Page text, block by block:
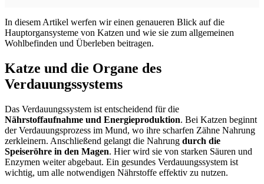
In diesem Artikel werfen wir einen genaueren Blick auf die
Hauptorgansysteme von Katzen und wie sie zum allgemeinen
Wohlbefinden und Überleben beitragen.
Katze und die Organe des
Verdauungssystems
Das Verdauungssystem ist entscheidend für die
Nährstoffaufnahme und Energieproduktion. Bei Katzen beginnt
der Verdauungsprozess im Mund, wo ihre scharfen Zähne Nahrung
zerkleinern. Anschließend gelangt die Nahrung durch die
Speiseröhre in den Magen. Hier wird sie von starken Säuren und
Enzymen weiter abgebaut. Ein gesundes Verdauungssystem ist
wichtig, um alle notwendigen Nährstoffe effektiv zu nutzen.